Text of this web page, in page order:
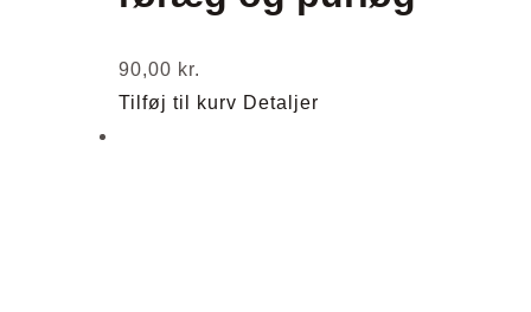
90,00 kr.
Tilføj til kurv Detaljer